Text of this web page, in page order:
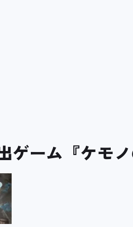
ゲーム『ケモ